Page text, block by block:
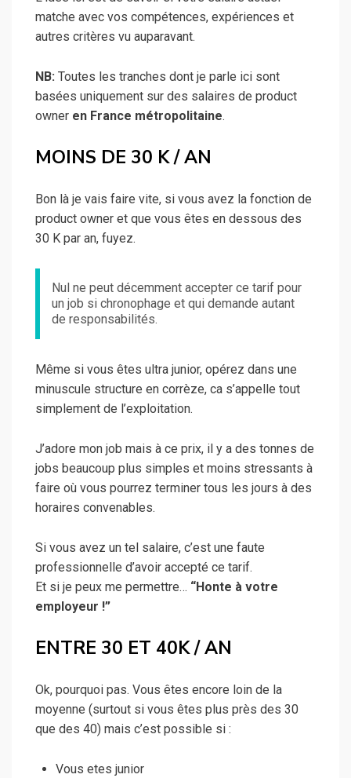
matche avec vos compétences, expériences et
autres critères vu auparavant.
NB: Toutes les tranches dont je parle ici sont
basées uniquement sur des salaires de product
owner en France métropolitaine.
MOINS DE 30 K / AN
Bon là je vais faire vite, si vous avez la fonction de
product owner et que vous êtes en dessous des
30 K par an, fuyez.
Nul ne peut décemment accepter ce tarif pour
un job si chronophage et qui demande autant
de responsabilités.
Même si vous êtes ultra junior, opérez dans une
minuscule structure en corrèze, ca s’appelle tout
simplement de l’exploitation.
J’adore mon job mais à ce prix, il y a des tonnes de
jobs beaucoup plus simples et moins stressants à
faire où vous pourrez terminer tous les jours à des
horaires convenables.
Si vous avez un tel salaire, c’est une faute
professionnelle d’avoir accepté ce tarif.
Et si je peux me permettre… “Honte à votre
employeur !”
ENTRE 30 ET 40K / AN
Ok, pourquoi pas. Vous êtes encore loin de la
moyenne (surtout si vous êtes plus près des 30
que des 40) mais c’est possible si :
Vous etes junior